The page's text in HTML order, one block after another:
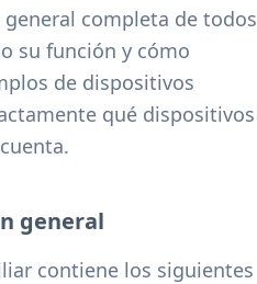
completa de todos
su función y cómo
de dispositivos
qué dispositivos
general
contiene los siguientes